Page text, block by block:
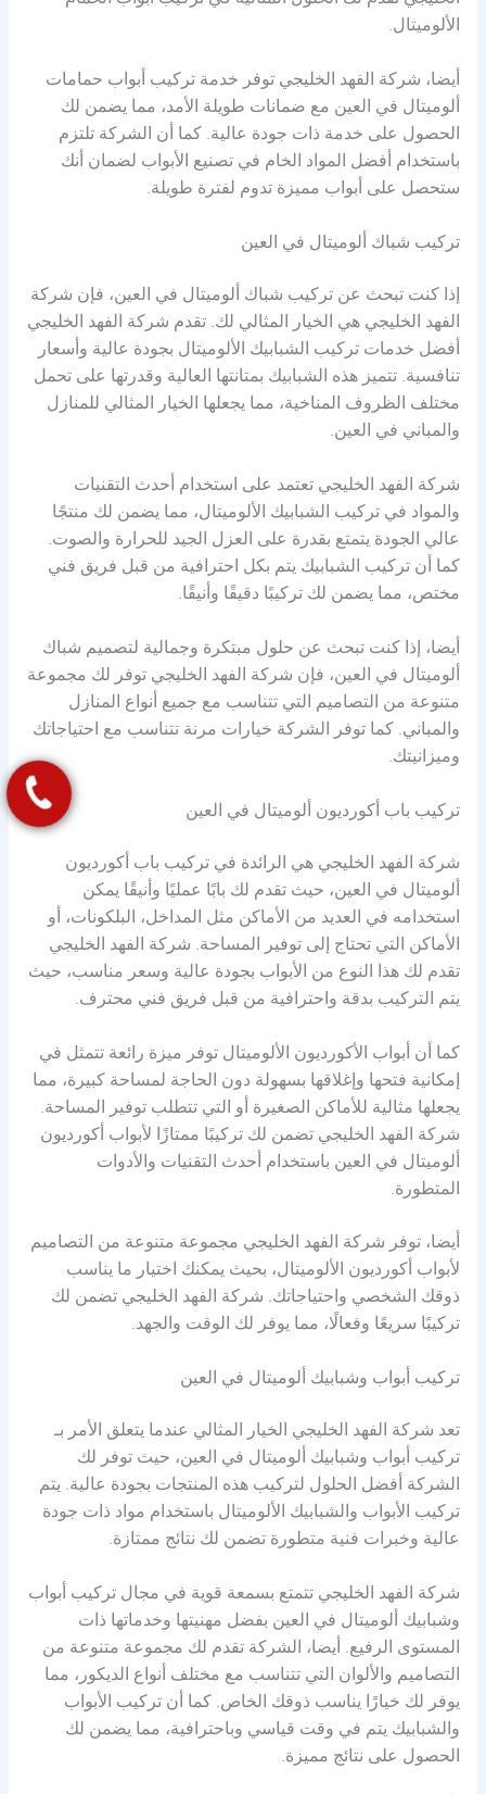
الألوميتال.
أيضا، شركة الفهد الخليجي توفر خدمة تركيب أبواب حمامات
ألوميتال في العين مع ضمانات طويلة الأمد، مما يضمن لك
الحصول على خدمة ذات جودة عالية. كما أن الشركة تلتزم
باستخدام أفضل المواد الخام في تصنيع الأبواب لضمان أنك
ستحصل على أبواب مميزة تدوم لفترة طويلة.
تركيب شباك ألوميتال في العين
إذا كنت تبحث عن تركيب شباك ألوميتال في العين، فإن شركة
الفهد الخليجي هي الخيار المثالي لك. تقدم شركة الفهد الخليجي
أفضل خدمات تركيب الشبابيك الألوميتال بجودة عالية وأسعار
تنافسية. تتميز هذه الشبابيك بمتانتها العالية وقدرتها على تحمل
مختلف الظروف المناخية، مما يجعلها الخيار المثالي للمنازل
والمباني في العين.
شركة الفهد الخليجي تعتمد على استخدام أحدث التقنيات
والمواد في تركيب الشبابيك الألوميتال، مما يضمن لك منتجًا
عالي الجودة يتمتع بقدرة على العزل الجيد للحرارة والصوت.
كما أن تركيب الشبابيك يتم بكل احترافية من قبل فريق فني
مختص، مما يضمن لك تركيبًا دقيقًا وأنيقًا.
أيضا، إذا كنت تبحث عن حلول مبتكرة وجمالية لتصميم شباك
ألوميتال في العين، فإن شركة الفهد الخليجي توفر لك مجموعة
متنوعة من التصاميم التي تتناسب مع جميع أنواع المنازل
والمباني. كما توفر الشركة خيارات مرنة تتناسب مع احتياجاتك
وميزانيتك.
تركيب باب أكورديون ألوميتال في العين
شركة الفهد الخليجي هي الرائدة في تركيب باب أكورديون
ألوميتال في العين، حيث تقدم لك بابًا عمليًا وأنيقًا يمكن
استخدامه في العديد من الأماكن مثل المداخل، البلكونات، أو
الأماكن التي تحتاج إلى توفير المساحة. شركة الفهد الخليجي
تقدم لك هذا النوع من الأبواب بجودة عالية وسعر مناسب، حيث
يتم التركيب بدقة واحترافية من قبل فريق فني محترف.
كما أن أبواب الأكورديون الألوميتال توفر ميزة رائعة تتمثل في
إمكانية فتحها وإغلاقها بسهولة دون الحاجة لمساحة كبيرة، مما
يجعلها مثالية للأماكن الصغيرة أو التي تتطلب توفير المساحة.
شركة الفهد الخليجي تضمن لك تركيبًا ممتازًا لأبواب أكورديون
ألوميتال في العين باستخدام أحدث التقنيات والأدوات
المتطورة.
أيضا، توفر شركة الفهد الخليجي مجموعة متنوعة من التصاميم
لأبواب أكورديون الألوميتال، بحيث يمكنك اختيار ما يناسب
ذوقك الشخصي واحتياجاتك. شركة الفهد الخليجي تضمن لك
تركيبًا سريعًا وفعالًا، مما يوفر لك الوقت والجهد.
تركيب أبواب وشبابيك ألوميتال في العين
تعد شركة الفهد الخليجي الخيار المثالي عندما يتعلق الأمر بـ
تركيب أبواب وشبابيك ألوميتال في العين، حيث توفر لك
الشركة أفضل الحلول لتركيب هذه المنتجات بجودة عالية. يتم
تركيب الأبواب والشبابيك الألوميتال باستخدام مواد ذات جودة
عالية وخبرات فنية متطورة تضمن لك نتائج ممتازة.
شركة الفهد الخليجي تتمتع بسمعة قوية في مجال تركيب أبواب
وشبابيك ألوميتال في العين بفضل مهنيتها وخدماتها ذات
المستوى الرفيع. أيضا، الشركة تقدم لك مجموعة متنوعة من
التصاميم والألوان التي تتناسب مع مختلف أنواع الديكور، مما
يوفر لك خيارًا يناسب ذوقك الخاص. كما أن تركيب الأبواب
والشبابيك يتم في وقت قياسي وباحترافية، مما يضمن لك
الحصول على نتائج مميزة.